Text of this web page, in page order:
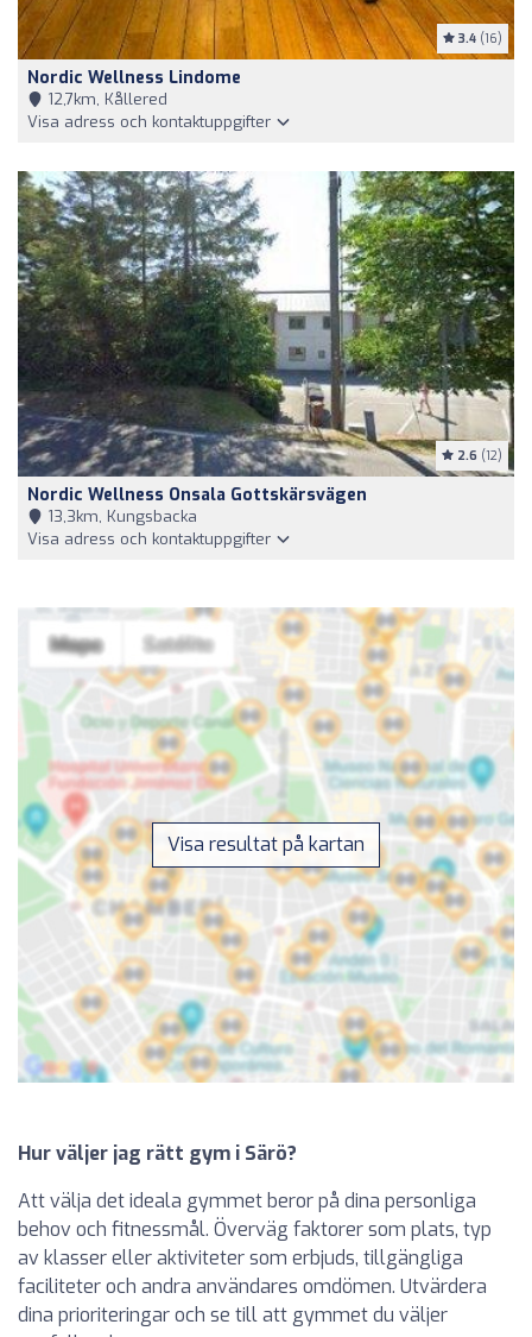
3.4 (16)
Nordic Wellness Lindome
12,7km, Kållered
Visa adress och kontaktuppgifter
2.6 (12)
Nordic Wellness Onsala Gottskärsvägen
13,3km, Kungsbacka
Visa adress och kontaktuppgifter
Visa resultat på kartan
Hur väljer jag rätt gym i Särö?
Att välja det ideala gymmet beror på dina personliga
behov och fitnessmål. Överväg faktorer som plats, typ
av klasser eller aktiviteter som erbjuds, tillgängliga
faciliteter och andra användares omdömen. Utvärdera
dina prioriteringar och se till att gymmet du väljer